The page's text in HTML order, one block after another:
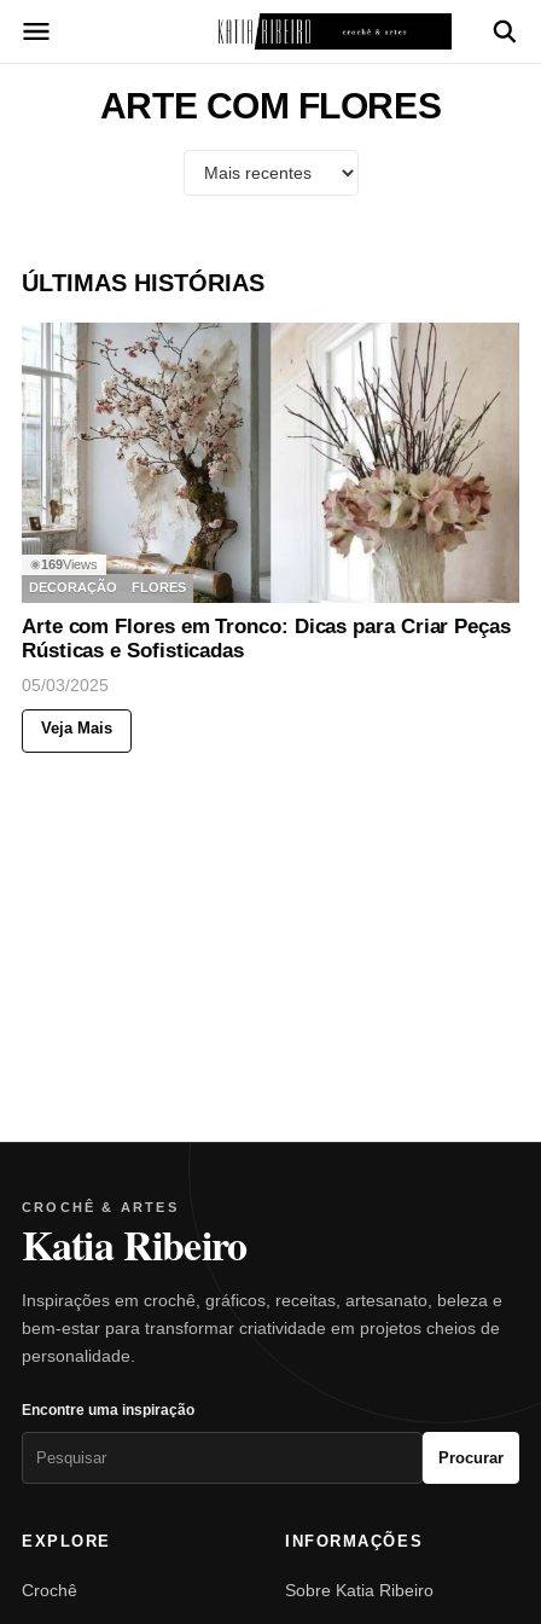
para
ARTE COM FLORES
ÚLTIMAS HISTÓRIAS
◉169Views
DECORAÇÃO
FLORES
Arte com Flores em Tronco: Dicas para Criar Peças
Rústicas e Sofisticadas
05/03/2025
Veja Mais
CROCHÊ & ARTES
Katia Ribeiro
Inspirações em crochê, gráficos, receitas, artesanato, beleza e
bem-estar para transformar criatividade em projetos cheios de
personalidade.
Encontre uma inspiração
Procurar
EXPLORE
Crochê
INFORMAÇÕES
Sobre Katia Ribeiro